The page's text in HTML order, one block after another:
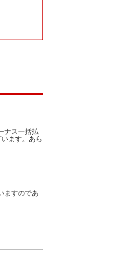
ナス一括払
ます。あら
ますのであ